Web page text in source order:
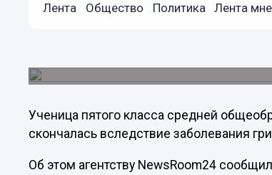
Лента Общество Политика Лента
Ученица пятого класса
Ученица пятого класса средней
скончалась вследствие заболевания
Об этом агентству NewsRoom24